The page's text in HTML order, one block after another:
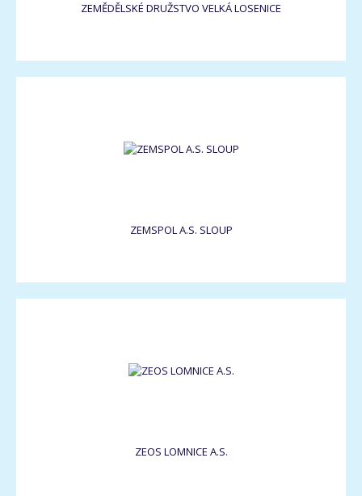
ZEMĚDĚLSKÉ DRUŽSTVO VELKÁ LOSENICE
ZEMSPOL A.S. SLOUP
ZEOS LOMNICE A.S.